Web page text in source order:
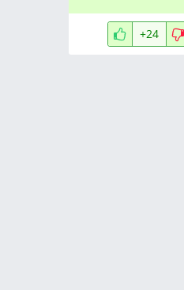
+24